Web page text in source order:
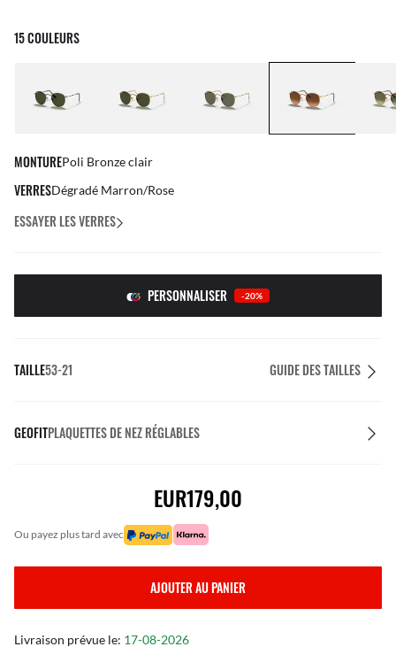
15 COULEURS
MONTUREPoli Bronze clair
VERRESDégradé Marron/Rose
ESSAYER LES VERRES
PERSONNALISER -20%
TAILLE53-21 GUIDE DES TAILLES
GEOFITPLAQUETTES DE NEZ RÉGLABLES
EUR179,00
ou payez plus tard avec
AJOUTER AU PANIER
Livraison prévue le: 17-08-2026